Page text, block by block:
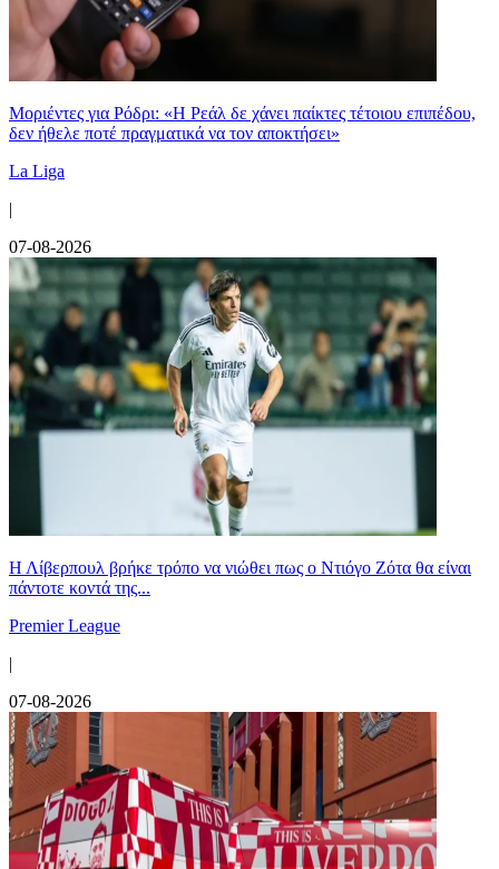
Μοριέντες για Ρόδρι: «Η Ρεάλ δε χάνει παίκτες τέτοιου επιπέδου,
δεν ήθελε ποτέ πραγματικά να τον αποκτήσει»
La Liga
|
07-08-2026
Η Λίβερπουλ βρήκε τρόπο να νιώθει πως ο Ντιόγο Ζότα θα είναι
πάντοτε κοντά της...
Premier League
|
07-08-2026